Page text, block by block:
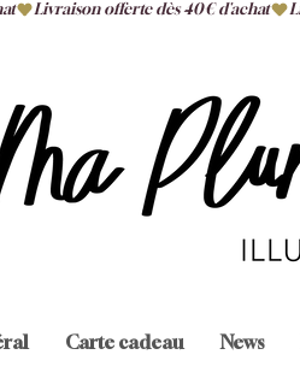
Carte cadeau News